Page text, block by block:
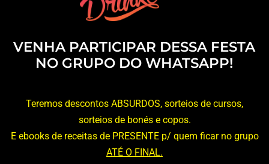
VENHA PARTICIPAR DESSA FESTA
NO GRUPO DO WHATSAPP!
Teremos descontos ABSURDOS, sorteios de cursos,
sorteios de bonés e copos.
E ebooks de receitas de PRESENTE p/ quem ficar no grupo
ATÉ O FINAL.